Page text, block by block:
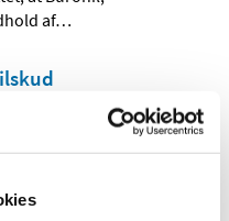
af…
at Cystifos, granulat
af…